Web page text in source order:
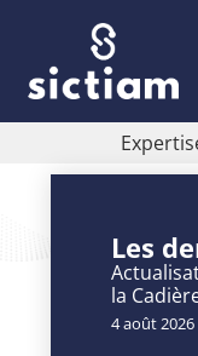
Les
la
4 août 2026